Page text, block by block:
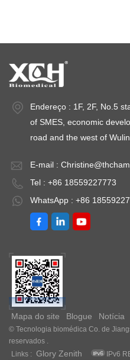
Endereço : 1F, 2F, No.5
of SMES, economic
road and the west of
E-mail :
Tel : +86 18559227773
WhatsApp : +86
Mapa do site Blogue Notícia
© Tecnologia biomédica Co. de
reservados .
Links :
Glory Zenith IPv6